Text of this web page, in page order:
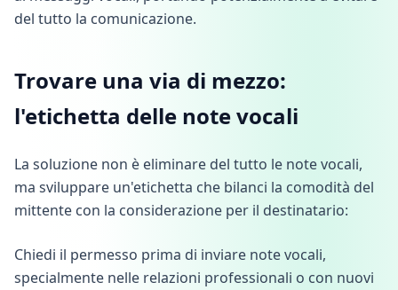
del tutto la comunicazione.
Trovare una via di mezzo:
l'etichetta delle note vocali
La soluzione non è eliminare del tutto le note vocali,
ma sviluppare un'etichetta che bilanci la comodità del
mittente con la considerazione per il destinatario:
Chiedi il permesso prima di inviare note vocali,
specialmente nelle relazioni professionali o con nuovi